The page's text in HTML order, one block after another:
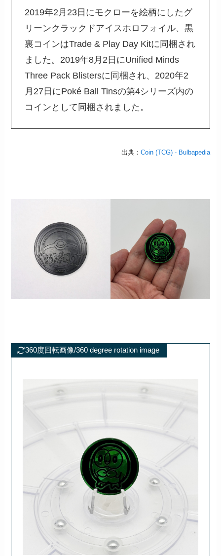
2019年2月23日にモクローを絵柄にしたグ
リーンクラックドアイスホロフォイル、黒
裏コインはTrade & Play Day Kitに同梱され
ました。2019年8月2日にUnified Minds
Three Pack Blistersに同梱され、2020年2
月27日にPoké Ball Tinsの第4シリーズ内の
コインとして同梱されました。
出典： Coin (TCG) - Bulbapedia
360度回転画像/360 degree rotation image